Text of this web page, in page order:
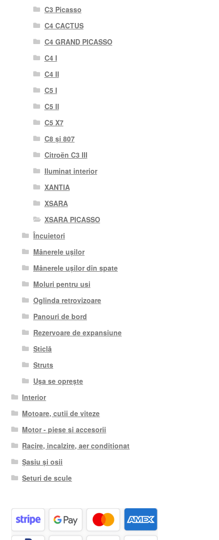
C3 Picasso
C4 CACTUS
C4 GRAND PICASSO
C4 I
C4 II
C5 I
C5 II
C5 X7
C8 și 807
Citroën C3 III
Iluminat interior
XANTIA
XSARA
XSARA PICASSO
Încuietori
Mânerele ușilor
Mânerele ușilor din spate
Moluri pentru usi
Oglinda retrovizoare
Panouri de bord
Rezervoare de expansiune
Sticlă
Struts
Ușa se oprește
Interior
Motoare, cutii de viteze
Motor - piese si accesorii
Racire, incalzire, aer conditionat
Șasiu și osii
Seturi de scule